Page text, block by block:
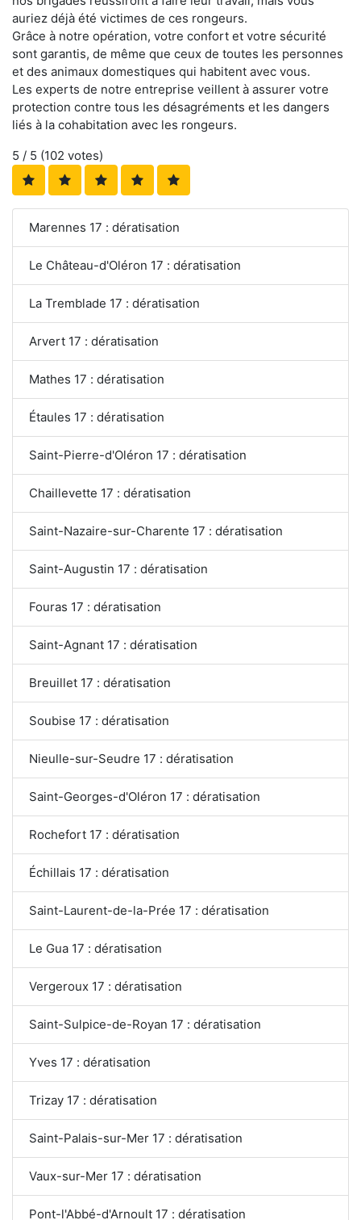
auriez déjà été victimes de ces rongeurs.
Grâce à notre opération, votre confort et votre sécurité
sont garantis, de même que ceux de toutes les personnes
et des animaux domestiques qui habitent avec vous.
Les experts de notre entreprise veillent à assurer votre
protection contre tous les désagréments et les dangers
liés à la cohabitation avec les rongeurs.
5 / 5 (102 votes)
Marennes 17 : dératisation
Le Château-d'Oléron 17 : dératisation
La Tremblade 17 : dératisation
Arvert 17 : dératisation
Mathes 17 : dératisation
Étaules 17 : dératisation
Saint-Pierre-d'Oléron 17 : dératisation
Chaillevette 17 : dératisation
Saint-Nazaire-sur-Charente 17 : dératisation
Saint-Augustin 17 : dératisation
Fouras 17 : dératisation
Saint-Agnant 17 : dératisation
Breuillet 17 : dératisation
Soubise 17 : dératisation
Nieulle-sur-Seudre 17 : dératisation
Saint-Georges-d'Oléron 17 : dératisation
Rochefort 17 : dératisation
Échillais 17 : dératisation
Saint-Laurent-de-la-Prée 17 : dératisation
Le Gua 17 : dératisation
Vergeroux 17 : dératisation
Saint-Sulpice-de-Royan 17 : dératisation
Yves 17 : dératisation
Trizay 17 : dératisation
Saint-Palais-sur-Mer 17 : dératisation
Vaux-sur-Mer 17 : dératisation
Pont-l'Abbé-d'Arnoult 17 : dératisation